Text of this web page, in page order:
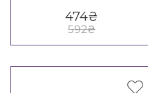
474₴
592₴